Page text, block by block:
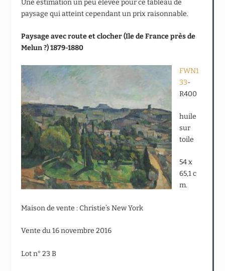
Une estimation un peu élevée pour ce tableau de
paysage qui atteint cependant un prix raisonnable.
Paysage avec route et clocher (Ile de France près de
Melun ?) 1879-1880
FWN1
33-
R400
huile
sur
toile
54 x
65,1 c
m.
Maison de vente : Christie’s New York
Vente du 16 novembre 2016
Lot n° 23 B